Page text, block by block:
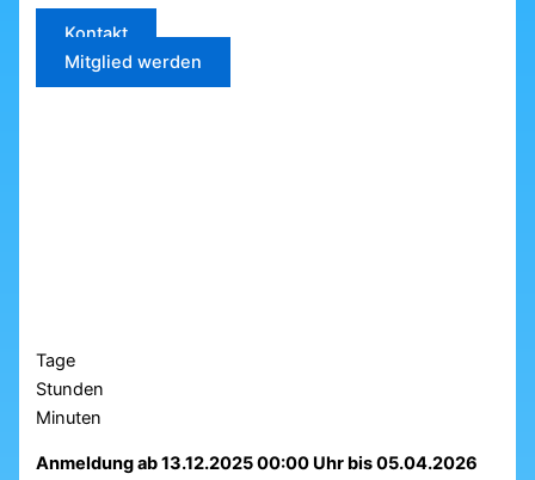
Kontakt
Mitglied werden
Tage
Stunden
Minuten
Anmeldung ab 13.12.2025 00:00 Uhr bis 05.04.2026